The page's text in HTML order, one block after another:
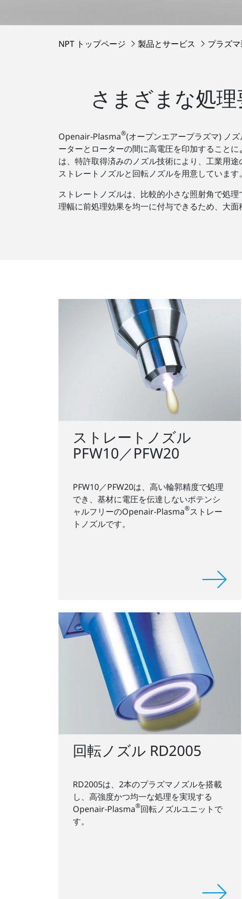
NPT トップページ 製品とサービス プラズ
さまざまな処
Openair-Plasma®(オープンエアープラズマ) ノ
ーターとローターの間に高電圧を印加すること
は、特許取得済みのノズル技術により、工業用
ストレートノズルと回転ノズルを用意しています。
ストレートノズルは、比較的小さな照射角で処
理幅に前処理効果を均一に付与できるため、大面
ストレートノズル
PFW10／PFW20
PFW10／PFW20は、高い輪郭精度で処理
でき、基材に電圧を伝達しないポテンシ
ャルフリーのOpenair-Plasma®ストレー
トノズルです。
回転ノズル RD2005
RD2005は、2本のプラズマノズルを搭載
し、高強度かつ均一な処理を実現する
Openair-Plasma®回転ノズルユニットで
す。